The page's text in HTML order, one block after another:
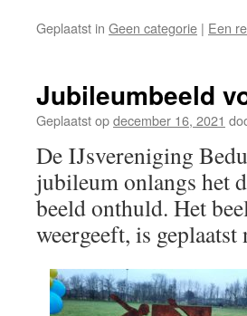
Geplaatst in Geen categorie | Een
Jubileumbeeld
Geplaatst opdecember 16, 2021
De IJsvereniging
jubileum onlangs het
beeld onthuld. Het
weergeeft, is